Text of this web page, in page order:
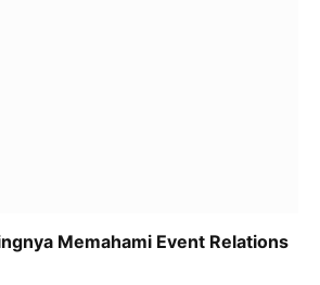
Memahami Event Relations